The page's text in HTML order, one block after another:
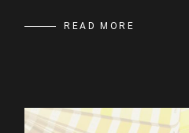
READ MORE